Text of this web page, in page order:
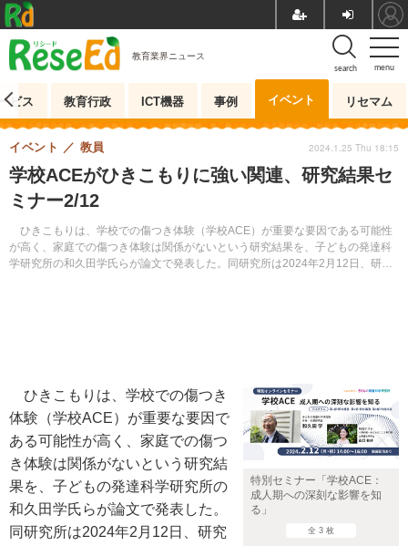
menu
search
教育業界ニュース
ビス 教育行政 ICT機器 事例 イベント リセマム
学校ACEがひきこもりに強い関連、研究結果セ
ミナー2/12
ひきこもりは、学校での傷つき体験（学校ACE）が重要な要因である可能性
が高く、家庭での傷つき体験は関係がないという研究結果を、子どもの発達科
学研究所の和久田学氏らが論文で発表した。同研究所は2024年2月12日、研究
イベント 教員 2024.1.25 Thu 18:15
特別セミナー「学校ACE：
成人期への深刻な影響を知
る」
全 3 枚
ひきこもりは、学校での傷つき
体験（学校ACE）が重要な要因で
ある可能性が高く、家庭での傷つ
き体験は関係がないという研究結
果を、子どもの発達科学研究所の
和久田学氏らが論文で発表した。
同研究所は2024年2月12日、研究